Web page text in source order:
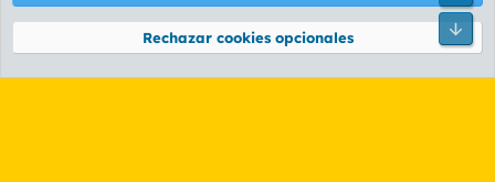
Community platform by XenForo® © 2010-2026 XenForo Ltd.
Rechazar cookies opcionales
Pie